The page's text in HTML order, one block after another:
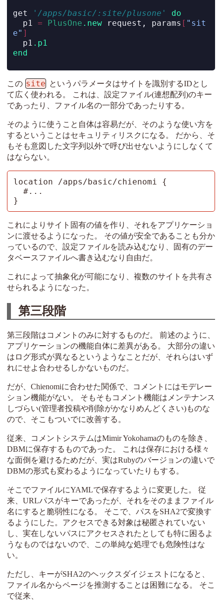
get '/apps/basic/:site/plusone'
do
  p1
= PlusOne .new request, params [ "sit
e" ]
  p1
.p1
end
この site というパラメータはサイトを識別するIDとし
て広く使われる。 これは、設定ファイル(連想配列)のキー
であったり、ファイル名の一部分であったりする。
そのように使うこと自体は容易だが、そのような使い方を
するということはセキュリティリスクになる。 だから、そ
もそも意図した文字列以外で呼び出せないようにしなくて
はならない。
location /apps/basic/chienomi {
}
これによりサイト固有の値を作り、それをアプリケーショ
ンに渡せるようになった。 その値が安全であることも分か
っているので、設定ファイルを読み込むなり、固有のデー
タベースファイルへ書き込むなり自由だ。
これによって抽象化が可能になり、複数のサイトを共有さ
せられるようになった。
第三段階
第三段階はコメントのみに対するものだ。 前述のように、
アプリケーションの機能自体に差異がある。 大部分の違い
はログ形式が異なるというようなことだが、それらはいず
れにせよ合わせるしかないものだ。
だが、Chienomiに合わせた関係で、コメントにはモデレー
ション機能がない。 そもそもコメント機能はメンテナンス
しづらい(管理者投稿や削除がかなりめんどくさい)ものな
ので、そこもついでに改善する。
従来、コメントシステムはMimir Yokohamaのものを除き、
DBMに保存するものであった。 これは保存における様々
な面倒を避けるためだが、実はRubyのバージョンの違いで
DBMの形式も変わるようになっていたりもする。
そこでファイルにYAMLで保存するように変更した。 従
来、URLパスがキーであったが、それをそのままファイル
名にすると脆弱性になる。 そこで、パスをSHA2で変換す
るようにした。アクセスできる対象は秘匿されていない
し、実在しないパスにアクセスされたとしても特に困るよ
うなものではないので、この単純な処理でも危険性はな
い。
ただし、キーがSHA2のヘックスダイジェストになると、
ファイル名からページを推測することは困難になる。 そこ
で従来、